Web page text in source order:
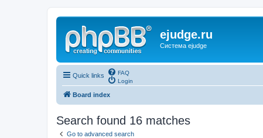
ejudge.ru
Система ejudge
Quick links
FAQ
Login
Board index
Search found 16 matches
Go to advanced search